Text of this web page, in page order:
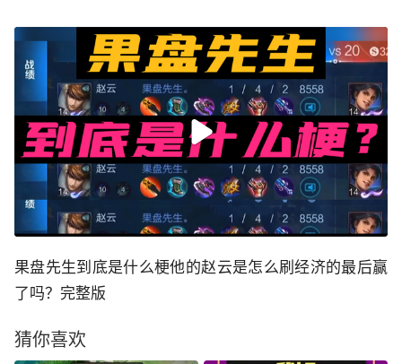
果盘先生到底是什么梗他的赵云是怎么刷经济的最后赢
了吗？完整版
猜你喜欢